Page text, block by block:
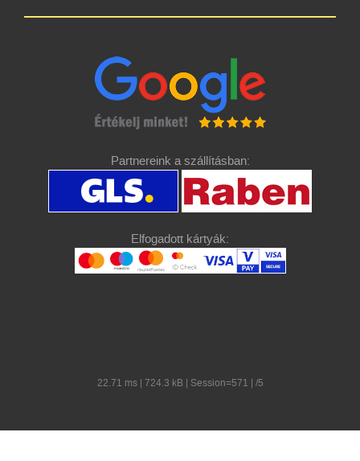
Partnereink a szállításban:
Elfogadott kártyák:
22.71 ms | 724.3 kB | Session=571 | /5